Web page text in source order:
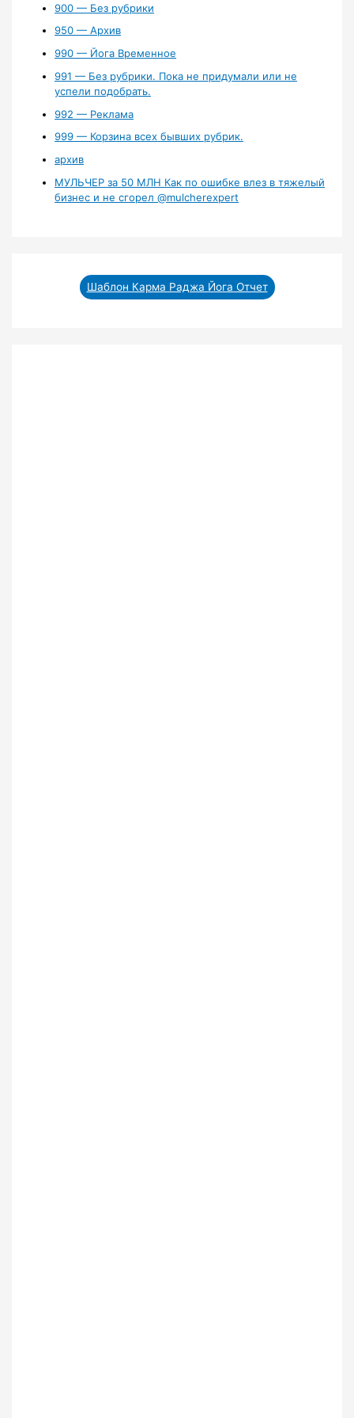
900 — Без рубрики
950 — Архив
990 — Йога Временное
991 — Без рубрики. Пока не придумали или не
успели подобрать.
992 — Реклама
999 — Корзина всех бывших рубрик.
архив
МУЛЬЧЕР за 50 МЛН Как по ошибке влез в тяжелый
бизнес и не сгорел ‪@mulcherexpert‬​
Шаблон Карма Раджа Йога Отчет